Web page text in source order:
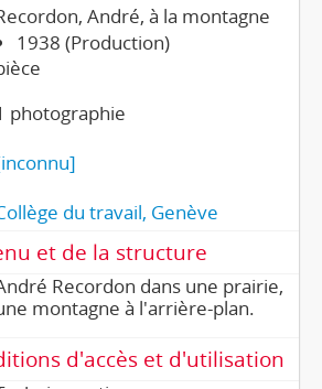
André, à la montagne
1938 (Production)
photographie
du travail, Genève
et de la structure
Recordon dans une prairie,
montagne à l'arrière-plan.
d'accès et d'utilisation